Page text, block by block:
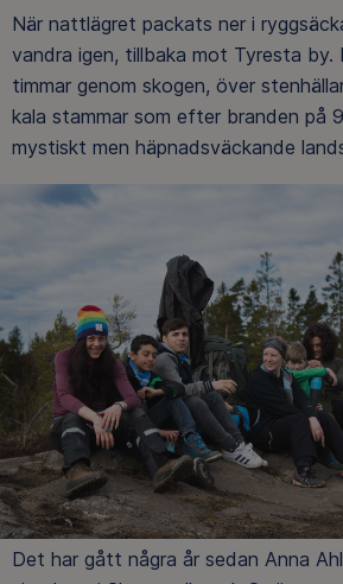
När nattlägret packats ner i
vandra igen, tillbaka mot Tyresta
timmar genom skogen, över
kala stammar som efter branden på
mystiskt men häpnadsväckande
Det har gått några år sedan Anna